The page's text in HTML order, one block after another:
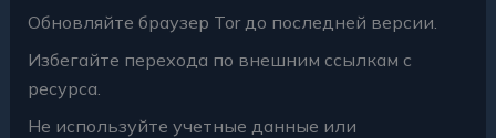
Обновляйте браузер Tor до последней версии.
Избегайте перехода по внешним ссылкам с
ресурса.
Не используйте учетные данные или